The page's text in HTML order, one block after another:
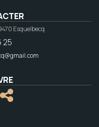
Esquelbecq
25